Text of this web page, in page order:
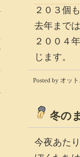
２０３個
去年まで
２００４
じます。
Posted by オッ
冬の
今夜あた